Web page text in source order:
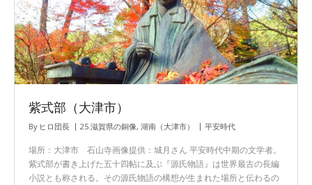
紫式部（大津市）
By ヒロ団長 25.滋賀県の銅像, 湖南（大津市） 平安時代
場所：大津市 石山寺画像提供：城月さん 平安時代中期の文学者。
紫式部が書き上げた五十四帖に及ぶ『源氏物語』は世界最古の長編
小説とも称される。その源氏物語の構想が生まれた場所と伝わるの